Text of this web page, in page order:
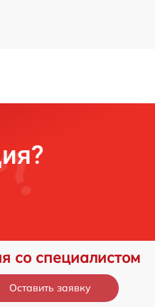
со специалистом
Оставить заявку